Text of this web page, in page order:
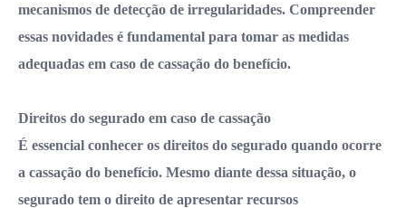
mecanismos de detecção de irregularidades. Compreender
essas novidades é fundamental para tomar as medidas
adequadas em caso de cassação do benefício.
Direitos do segurado em caso de cassação
É essencial conhecer os direitos do segurado quando ocorre
a cassação do benefício. Mesmo diante dessa situação, o
segurado tem o direito de apresentar recursos